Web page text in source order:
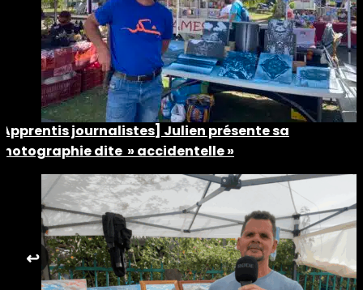
journalistes] Julien présente sa
dite » accidentelle »
↩︎